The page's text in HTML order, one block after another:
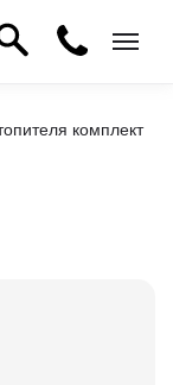
комплект